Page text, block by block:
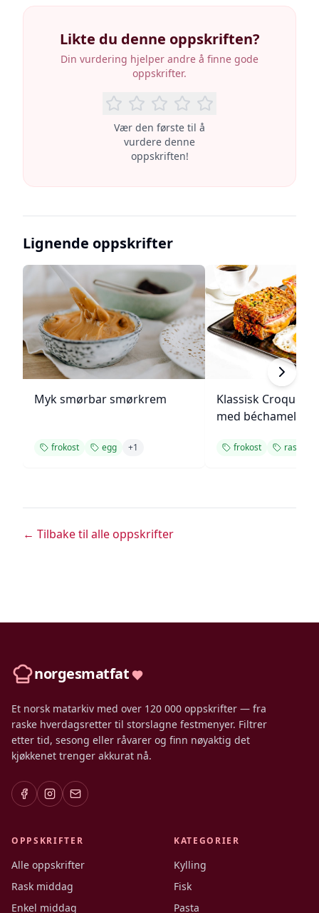
Likte du denne oppskriften?
Din vurdering hjelper andre å finne gode
oppskrifter.
Vær den første til å
vurdere denne
oppskriften!
Lignende oppskrifter
Myk smørbar smørkrem
frokost egg +1
Klassisk Croque
med
frokost rask
← Tilbake til alle oppskrifter
norgesmatfat
Et norsk matarkiv med over 120 000 oppskrifter — fra
raske hverdagsretter til storslagne festmenyer. Filtrer
etter tid, sesong eller råvarer og finn nøyaktig det
kjøkkenet trenger akkurat nå.
OPPSKRIFTER
Alle oppskrifter
Rask middag
Enkel middag
KATEGORIER
Kylling
Fisk
Pasta